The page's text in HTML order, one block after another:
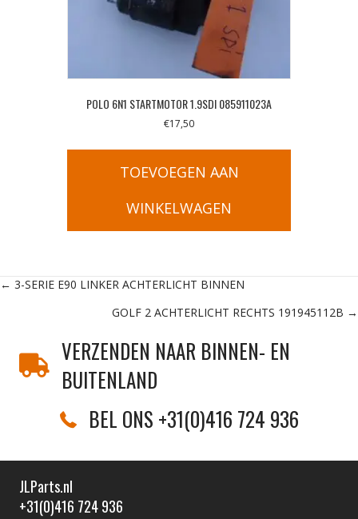
POLO 6N1 STARTMOTOR 1.9SDI 085911023A
€17,50
TOEVOEGEN AAN
WINKELWAGEN
Posts
← 3-SERIE E90 LINKER ACHTERLICHT BINNEN
GOLF 2 ACHTERLICHT RECHTS 191945112B →
VERZENDEN NAAR BINNEN- EN
BUITENLAND
BEL ONS +31(0)416 724 936
JLParts.nl
+31(0)416 724 936